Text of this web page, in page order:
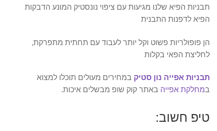
תבניות הפיא שלנו מגיעות עם ציפוי נונסטיק המונע הדבקות
הפיא לדפנות התבנית
הן פופולריות פשוט וקל יותר לעבוד עם תחתית מתפרקת,
לחליצת הפאי בקלות
תבניות אפייה נון סטיק במחירים מעולים תוכלו למצוא
במחלקת אפייה באתר קוק שופ מבשלים איכות.
טיפ חשוב: